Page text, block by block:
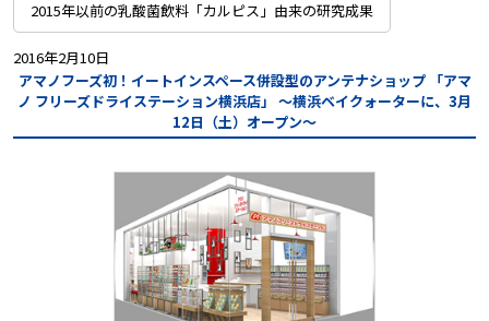
2015年以前の乳酸菌飲料「カルピス」由来の研究成果
2016年2月10日
アマノフーズ初！イートインスペース併設型のアンテナショップ「アマ
ノ フリーズドライステーション横浜店」 ～横浜ベイクォーターに、3月
12日（土）オープン～